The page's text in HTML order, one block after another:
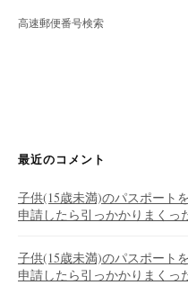
高速郵便番号検索
最近のコメント
子供(15歳未満)のパスポート
申請したら引っかかりまくっ
子供(15歳未満)のパスポート
申請したら引っかかりまくっ